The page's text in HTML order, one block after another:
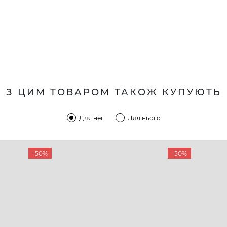
З ЦИМ ТОВАРОМ ТАКОЖ КУПУЮТЬ
Для неї Для нього
-50% -50%